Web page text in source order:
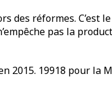
des réformes. C’est
pas la
19918 pour la